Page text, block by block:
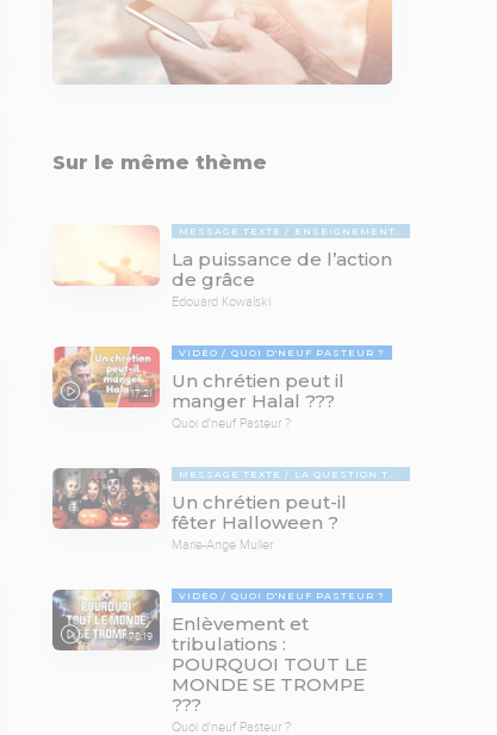
Sur le même thème
MESSAGE TEXTE ENSEIGNEMENTS BIBLIQUES
La puissance de l’action
de grâce
Edouard Kowalski
17:21
VIDÉO QUOI D'NEUF PASTEUR ?
Un chrétien peut il
manger Halal ???
Quoi d'neuf Pasteur ?
MESSAGE TEXTE LA QUESTION TABOUE
Un chrétien peut-il
fêter Halloween ?
Marie-Ange Muller
78:19
VIDÉO QUOI D'NEUF PASTEUR ?
Enlèvement et
tribulations :
POURQUOI TOUT LE
MONDE SE TROMPE
???
Quoi d'neuf Pasteur ?